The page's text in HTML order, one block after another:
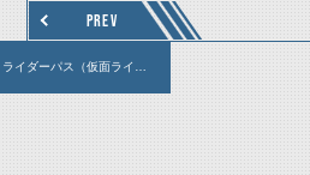
PREV
ライダーパス（仮面ライダーG電王）